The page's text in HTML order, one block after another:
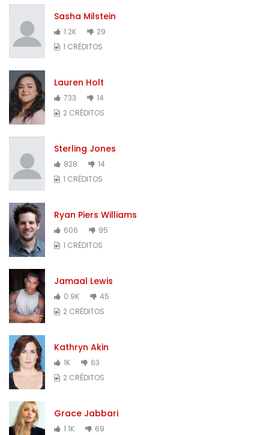
Sasha Milstein
1.2K
29
1 CRÉDITOS
Lauren Holt
733
14
2 CRÉDITOS
Sterling Jones
828
14
1 CRÉDITOS
Ryan Piers Williams
606
95
1 CRÉDITOS
Jamaal Lewis
0.9K
45
2 CRÉDITOS
Kathryn Akin
1K
63
2 CRÉDITOS
Grace Jabbari
1.1K 69